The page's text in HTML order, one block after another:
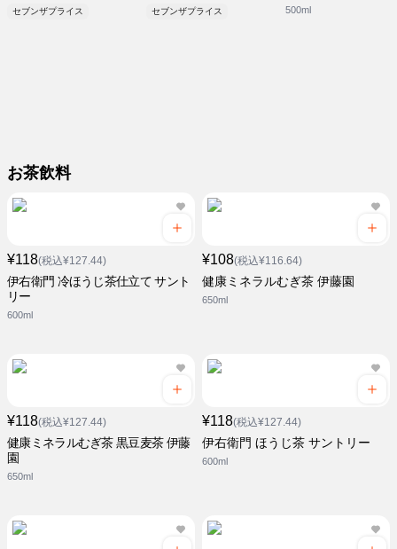
セブンザプライス セブンザプライス 500ml
お茶飲料
¥118(税込¥127.44)
伊右衛門 冷ほうじ茶仕立て サント
リー
600ml
¥108(税込¥116.64)
健康ミネラルむぎ茶 伊藤園
650ml
¥118(税込¥127.44)
健康ミネラルむぎ茶 黒豆麦茶 伊藤
園
650ml
¥118(税込¥127.44)
伊右衛門 ほうじ茶 サントリー
600ml